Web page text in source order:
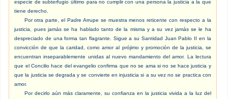
especie de subterfugio último para no cumplir con una persona la justicia a la que
tiene derecho.
Por otra parte, el Padre Arrupe se muestra menos reticente con respecto a la
justicia, pues jamás se ha hablado tanto de la misma y a su vez jamás se le ha
despreciado de una forma tan flagrante. Sigue a su Santidad Juan Pablo II en la
convicción de que la caridad, como amor al prójimo y promoción de la justicia, se
encuentran inseparablemente unidas al nuevo mandamiento del amor. La lectura
que el Concilio hace del evangelio confirma que no se ama si no se hace justicia y
que la justicia se degrada y se convierte en injusticia si a su vez no se practica con
amor.
Por decirlo aún más claramente, su confianza en la justicia vivida a la luz del